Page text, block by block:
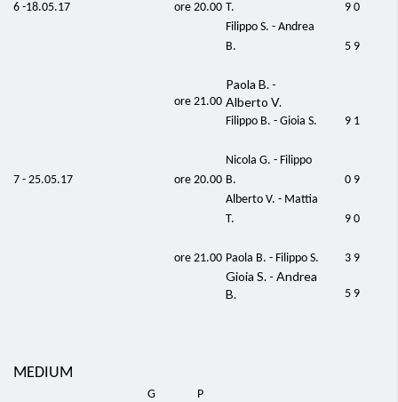
6 -18.05.17 ore 20.00 T.
9 0
Filippo S. - Andrea
B.
5 9
ore 21.00
Paola B. -
Alberto V.
Filippo B. - Gioia S. 9 1
7 - 25.05.17 ore 20.00
Nicola G. - Filippo
B.
0 9
Alberto V. - Mattia
T.
9 0
ore 21.00 Paola B. - Filippo S. 3 9
Gioia S. - Andrea
B.
5 9
MEDIUM
G
P